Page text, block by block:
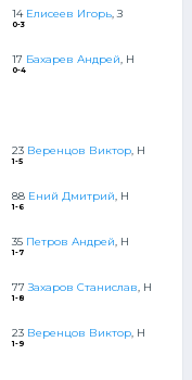
14 Елисеев Игорь, З
0-3
17 Бахарев Андрей, Н
0-4
23 Веренцов Виктор, Н
1-5
88 Ений Дмитрий, Н
1-6
35 Петров Андрей, Н
1-7
77Захаров Станислав, Н
1-8
23 Веренцов Виктор, Н
1-9